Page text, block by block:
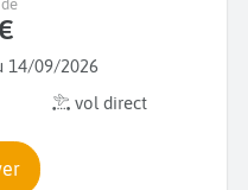
14/09/2026
vol direct